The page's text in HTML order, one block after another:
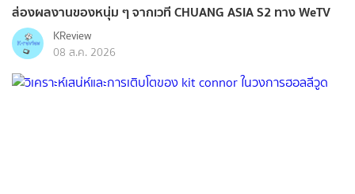
ส่องผลงานของหนุ่ม ๆ จากเวที CHUANG ASIA S2 ทาง WeTV
KReview
08 ส.ค. 2026